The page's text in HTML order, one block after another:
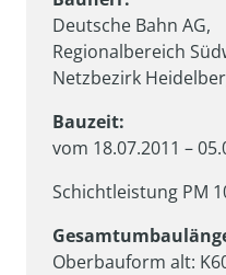
Deutsche Bahn AG,
Regionalbereich
Netzbezirk
Bauzeit:
vom 18.07.2011 –
Schichtleistung PM
Oberbauform alt: